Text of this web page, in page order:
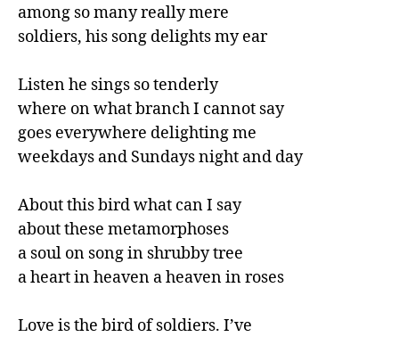
among so many really mere
soldiers, his song delights my ear
Listen he sings so tenderly
where on what branch I cannot say
goes everywhere delighting me
weekdays and Sundays night and day
About this bird what can I say
about these metamorphoses
a soul on song in shrubby tree
a heart in heaven a heaven in roses
Love is the bird of soldiers. I’ve